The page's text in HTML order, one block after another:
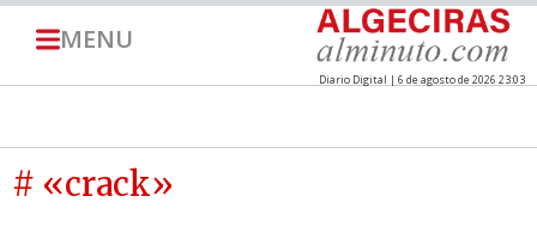
MENU
Diario Digital | 6 de agosto de 2026 23:03
# «crack»